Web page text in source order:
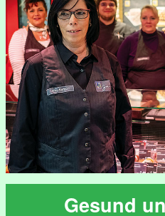
Gesund